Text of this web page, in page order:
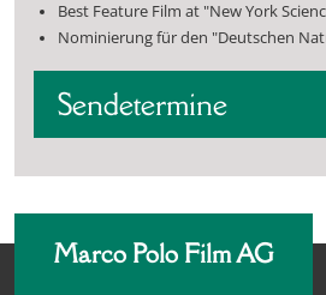
Best Feature Film at "New York
Nominierung für den "Deutschen
Sendetermine
Marco Polo Film AG